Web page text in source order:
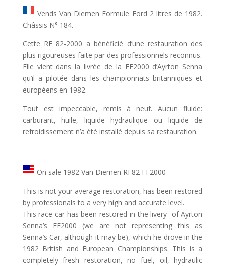
Vends Van Diemen Formule Ford 2 litres de 1982.
Châssis N° 184.
Cette RF 82-2000 a bénéficié d’une restauration des
plus rigoureuses faite par des professionnels reconnus.
Elle vient dans la livrée de la FF2000 d’Ayrton Senna
qu’il a pilotée dans les championnats britanniques et
européens en 1982.
Tout est impeccable, remis à neuf. Aucun fluide:
carburant, huile, liquide hydraulique ou liquide de
refroidissement n’a été installé depuis sa restauration.
On sale 1982 Van Diemen RF82 FF2000
This is not your average restoration, has been restored
by professionals to a very high and accurate level.
This race car has been restored in the livery of Ayrton
Senna’s FF2000 (we are not representing this as
Senna’s Car, although it may be), which he drove in the
1982 British and European Championships. This is a
completely fresh restoration, no fuel, oil, hydraulic